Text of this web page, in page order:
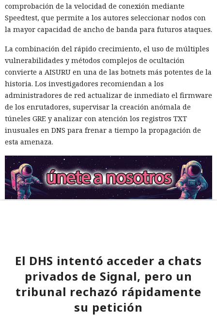
comprobación de la velocidad de conexión mediante
Speedtest, que permite a los autores seleccionar nodos con
la mayor capacidad de ancho de banda para futuros ataques.
La combinación del rápido crecimiento, el uso de múltiples
vulnerabilidades y métodos complejos de ocultación
convierte a AISURU en una de las botnets más potentes de la
historia. Los investigadores recomiendan a los
administradores de red actualizar de inmediato el firmware
de los enrutadores, supervisar la creación anómala de
túneles GRE y analizar con atención los registros TXT
inusuales en DNS para frenar a tiempo la propagación de
esta amenaza.
El DHS intentó acceder a chats
privados de Signal, pero un
tribunal rechazó rápidamente
su petición